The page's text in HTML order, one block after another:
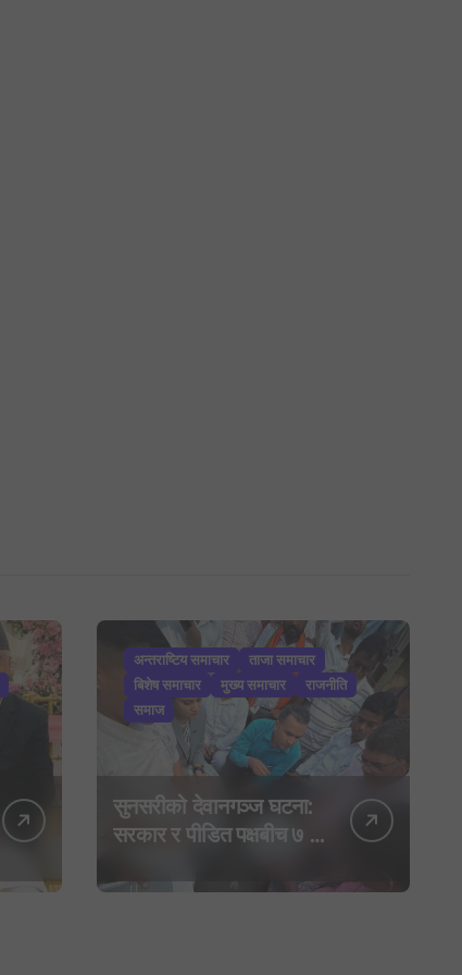
अन्तराष्टिय समाचार
ताजा समाचार
बिशेष समाचार
मुख्य समाचार
राजनीति
समाज
सुनसरीको देवानगञ्ज घटना:
सरकार र पीडित पक्षबीच ७ बुँदे
घोषणा र परिवारलाई राहत